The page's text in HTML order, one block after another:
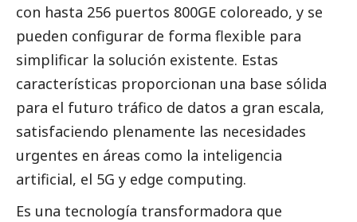
con hasta 256 puertos 800GE coloreado, y se
pueden configurar de forma flexible para
simplificar la solución existente. Estas
características proporcionan una base sólida
para el futuro tráfico de datos a gran escala,
satisfaciendo plenamente las necesidades
urgentes en áreas como la inteligencia
artificial, el 5G y edge computing.
Es una tecnología transformadora que